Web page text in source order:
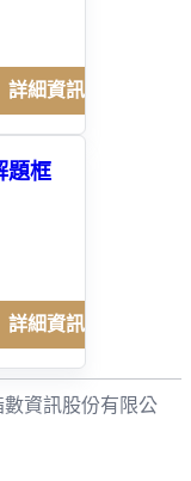
詳細資訊
題框
詳細資訊
數資訊股份有限公